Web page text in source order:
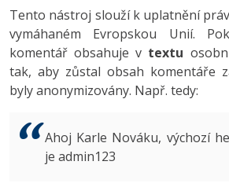
UML a návrhové vzory
React
Spring
ASP.NET MVC
HTML / CSS
UML a návrhové vzory
MySQL/MariaDB
MS-SQL
Tester
Systémový administrátor
3D grafik
Swift -80%
Kotlin -80%
VB.NET
SEO
UX
Business
Copywriting
Adobe XD
Adobe InDesign -25%
Adobe After Effects
Inkscape
Tento nástroj slouží k uplatnění
vymáhaném Evropskou Unií.
komentář obsahuje v textu
tak, aby zůstal obsah komentáře
byly anonymizovány. Např. tedy:
Ahoj Karle Nováku, výchozí
je admin123